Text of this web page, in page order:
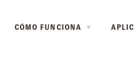
CÓMO FUNCIONA